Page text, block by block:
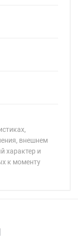
внешнем
характер и
к моменту